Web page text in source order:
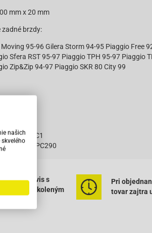
mm x 20 mm
zadné brzdy:
95-96 Gilera Storm 94-95 Piaggio Free
Sfera RST 95-97 Piaggio TPH 95-97 Piaggio
Zip&Zip 94-97 Piaggio SKR 80 City 99
50 -99 TEC1
50 07- ZAPC290
50 Post DT 99- FCS2T
50 TT -99 FCS2T
50 TT 99- ZAPC390
50 DT LC 94-96 SAL1T
servis s
vyškoleným
Pri
tovar zajtra
našich